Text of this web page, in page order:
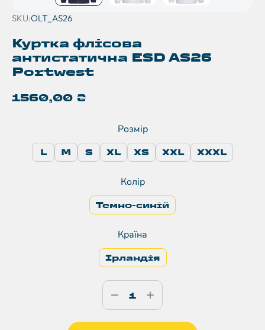
SKU:OLT_AS26
Куртка флісова
антистатична ESD AS26
Portwest
1560,00 ₴
Розмір
L M S XL XS XXL XXXL
Колір
Темно-синій
Країна
Ірландія